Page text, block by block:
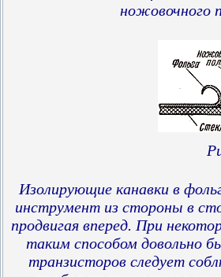
ножовочного
Изолирующие канавки в
инструмент из стороны в
продвигая вперед. При
таким способом довольно
транзисторов следует